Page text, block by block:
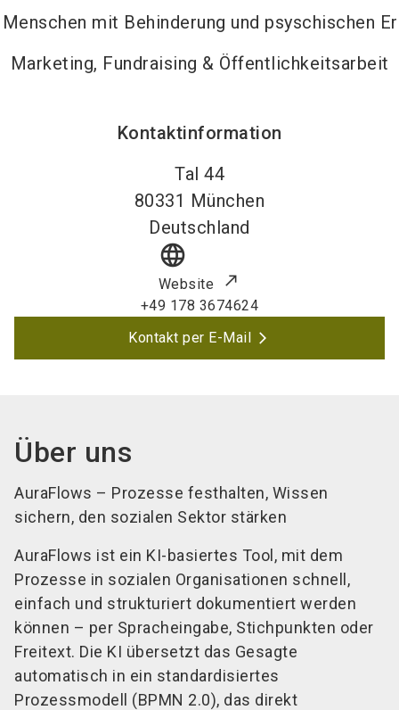
mit Behinderung und psyschischen
Marketing, Fundraising & Öffentlichkeitsarbeit
Kontaktinformation
Tal 44
80331 München
Deutschland
language
Website
+49 178 3674624
Kontakt per E-Mail
Über uns
AuraFlows – Prozesse festhalten, Wissen
sichern, den sozialen Sektor stärken
AuraFlows ist ein KI-basiertes Tool, mit dem
Prozesse in sozialen Organisationen schnell,
einfach und strukturiert dokumentiert werden
können – per Spracheingabe, Stichpunkten oder
Freitext. Die KI übersetzt das Gesagte
automatisch in ein standardisiertes
Prozessmodell (BPMN 2.0), das direkt